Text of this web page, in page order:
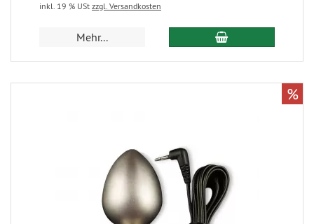
inkl. 19 % USt zzgl. Versandkosten
Mehr...
%